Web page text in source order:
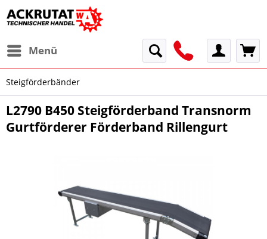
Menü
Steigförderbänder
L2790 B450 Steigförderband Transnorm
Gurtförderer Förderband Rillengurt